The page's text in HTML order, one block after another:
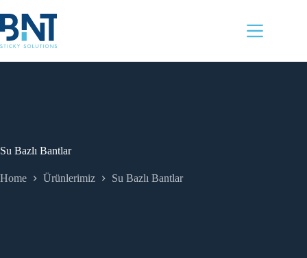
to
content
Su Bazlı Bantlar
Home Ürünlerimiz Su Bazlı Bantlar